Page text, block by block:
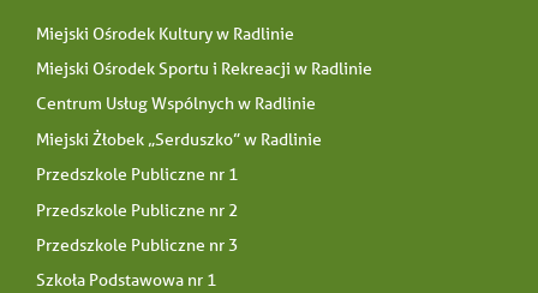
Miejski Ośrodek Kultury w Radlinie
Miejski Ośrodek Sportu i Rekreacji w Radlinie
Centrum Usług Wspólnych w Radlinie
Miejski Żłobek „Serduszko” w Radlinie
Przedszkole Publiczne nr 1
Przedszkole Publiczne nr 2
Przedszkole Publiczne nr 3
Szkoła Podstawowa nr 1